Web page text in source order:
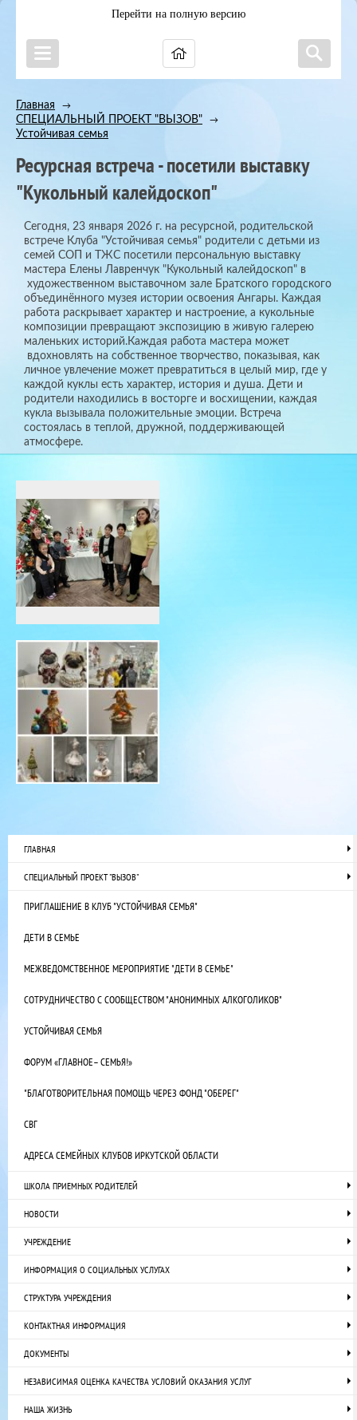
Перейти на полную версию
Главная →
СПЕЦИАЛЬНЫЙ ПРОЕКТ "ВЫЗОВ" →
Устойчивая семья
Ресурсная встреча - посетили выставку
"Кукольный калейдоскоп"
Сегодня, 23 января 2026 г. на ресурсной, родительской
встрече Клуба "Устойчивая семья" родители с детьми из
семей СОП и ТЖС посетили персональную выставку
мастера Елены Лавренчук "Кукольный калейдоскоп" в
художественном выставочном зале Братского городского
объединённого музея истории освоения Ангары. Каждая
работа раскрывает характер и настроение, а кукольные
композиции превращают экспозицию в живую галерею
маленьких историй.Каждая работа мастера может
вдохновлять на собственное творчество, показывая, как
личное увлечение может превратиться в целый мир, где у
каждой куклы есть характер, история и душа. Дети и
родители находились в восторге и восхищении, каждая
кукла вызывала положительные эмоции. Встреча
состоялась в теплой, дружной, поддерживающей
атмосфере.
ГЛАВНАЯ
СПЕЦИАЛЬНЫЙ ПРОЕКТ "ВЫЗОВ"
ПРИГЛАШЕНИЕ В КЛУБ "УСТОЙЧИВАЯ СЕМЬЯ"
ДЕТИ В СЕМЬЕ
МЕЖВЕДОМСТВЕННОЕ МЕРОПРИЯТИЕ "ДЕТИ В СЕМЬЕ"
СОТРУДНИЧЕСТВО С СООБЩЕСТВОМ "АНОНИМНЫХ АЛКОГОЛИКОВ"
УСТОЙЧИВАЯ СЕМЬЯ
ФОРУМ «ГЛАВНОЕ– СЕМЬЯ!»
"БЛАГОТВОРИТЕЛЬНАЯ ПОМОЩЬ ЧЕРЕЗ ФОНД "ОБЕРЕГ"
СВГ
АДРЕСА СЕМЕЙНЫХ КЛУБОВ ИРКУТСКОЙ ОБЛАСТИ
ШКОЛА ПРИЕМНЫХ РОДИТЕЛЕЙ
НОВОСТИ
УЧРЕЖДЕНИЕ
ИНФОРМАЦИЯ О СОЦИАЛЬНЫХ УСЛУГАХ
СТРУКТУРА УЧРЕЖДЕНИЯ
КОНТАКТНАЯ ИНФОРМАЦИЯ
ДОКУМЕНТЫ
НЕЗАВИСИМАЯ ОЦЕНКА КАЧЕСТВА УСЛОВИЙ ОКАЗАНИЯ УСЛУГ
НАША ЖИЗНЬ